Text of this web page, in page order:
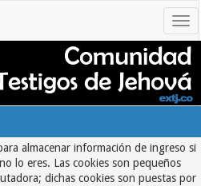
almacenar información de ingreso si
lo eres. Las cookies son pequeños
dichas cookies son puestas por